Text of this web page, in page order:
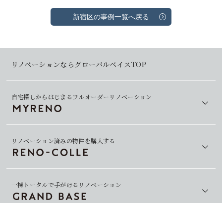
新宿区の事例一覧へ戻る
リノベーションならグローバルベイスTOP
自宅探しからはじまるフルオーダーリノベーション
リノベーション済みの物件を購入する
一棟トータルで手がけるリノベーション